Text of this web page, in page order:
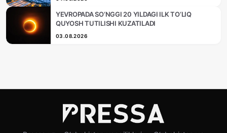
YEVROPADA SO‘NGGI 20 YILDAGI ILK TO‘LIQ
QUYOSH TUTILISHI KUZATILADI
03.08.2026